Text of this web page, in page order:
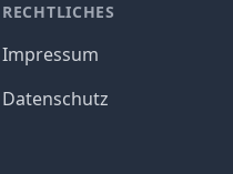
RECHTLICHES
Impressum
Datenschutz